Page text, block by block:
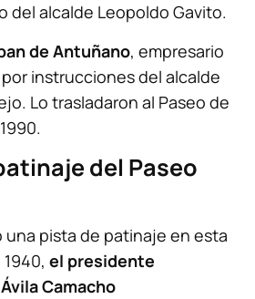
del alcalde Leopoldo Gavito.
de Antuñano, empresario
instrucciones del alcalde
Lo trasladaron al Paseo de
del Paseo
una pista de patinaje en esta
1940,el presidente
Camacho